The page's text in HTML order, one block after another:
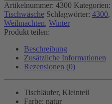
Artikelnummer: 4300 Kategorien:
Tischwäsche Schlagwörter: 4300,
Weihnachten, Winter
Produkt teilen:
Beschreibung
Zusätzliche Informationen
Rezensionen (0)
Tischläufer, Kleinteil
Farbe: natur